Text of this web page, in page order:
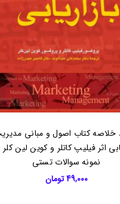
خلاصه کتاب اصول و مبانی
اثر فیلیپ کاتلر و کوین لین
نمونه سوالات تستی
49,000 تومان